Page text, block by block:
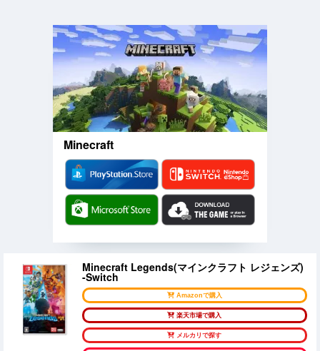
Minecraft
Minecraft Legends(マインクラフト レジェンズ)
-Switch
Amazonで購入
楽天市場で購入
メルカリで探す